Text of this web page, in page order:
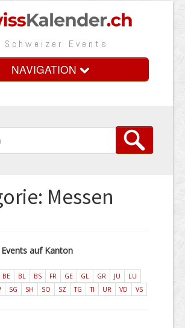
Events
NAVIGATION
Messen
auf Kanton
BE BL BS FR GE GL GR JU
LU
SG SH SO SZ TG TI UR VD
VS